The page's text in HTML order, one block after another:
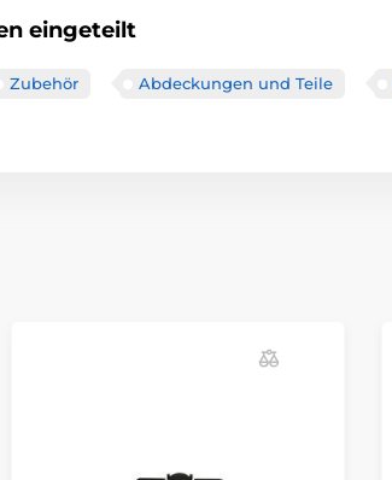
eingeteilt
Zubehör Abdeckungen und Teile